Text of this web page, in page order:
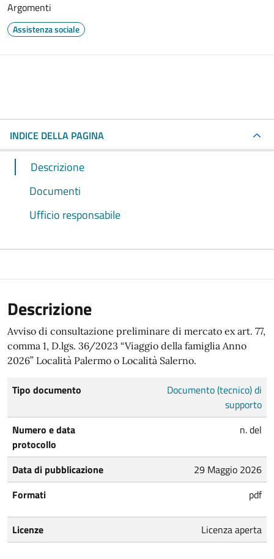
Argomenti
Assistenza sociale
INDICE DELLA PAGINA
Descrizione
Documenti
Ufficio responsabile
Descrizione
Avviso di consultazione preliminare di mercato ex art. 77,
comma 1, D.lgs. 36/2023 “Viaggio della famiglia Anno
2026” Località Palermo o Località Salerno.
Tipo documento
Documento (tecnico) di
supporto
Numero e data
protocollo
n. del
Data di pubblicazione
29 Maggio 2026
Formati
pdf
Licenze Licenza aperta